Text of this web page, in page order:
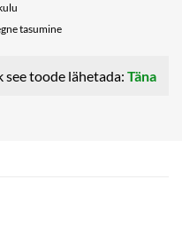
tasumine
see toode lähetada: Täna